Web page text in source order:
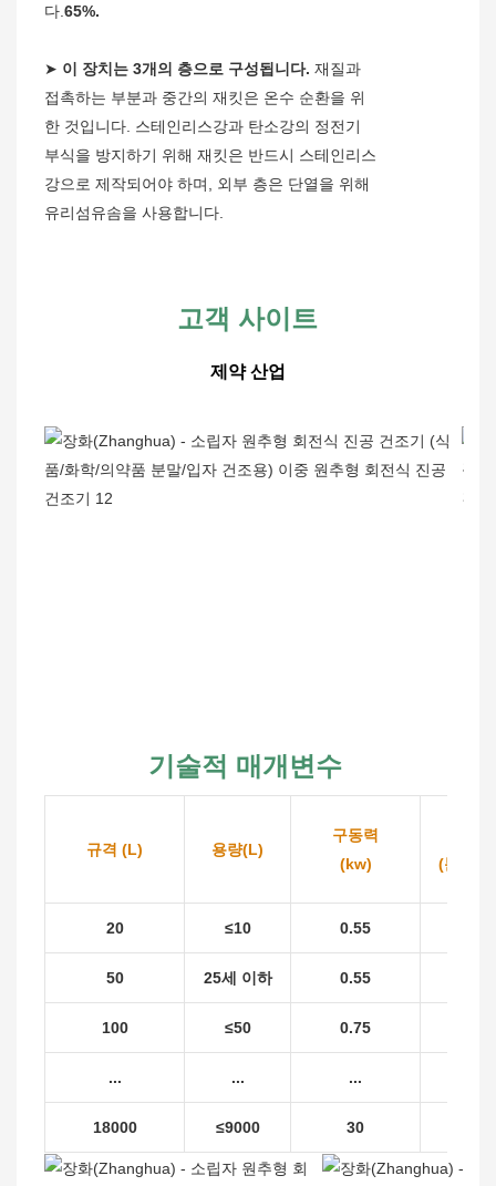
다. 65%.
➤ 이 장치는 3개의 층으로 구성됩니다. 재질과
접촉하는 부분과 중간의 재킷은 온수 순환을 위
한 것입니다. 스테인리스강과 탄소강의 정전기
부식을 방지하기 위해 재킷은 반드시 스테인리스
강으로 제작되어야 하며, 외부 층은 단열을 위해
유리섬유솜을 사용합니다.
고객 사이트
제약 산업
기술적 매개변수
규격 (L) 용량(L)
구동력
(kw)
(분당
20 ≤10 0.55
50 25세 이하 0.55
100 ≤50 0.75
... ... ...
18000 ≤9000 30